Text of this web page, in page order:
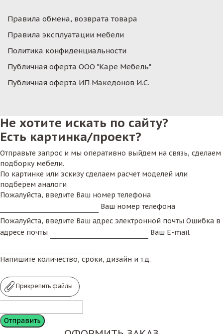
Правила обмена, возврата товара
Правила эксплуатации мебели
Политика конфиденциальности
Публичная оферта ООО "Каре Мебель"
Публичная оферта ИП Македонов И.С.
Не хотите искать по сайту?
Есть картинка/проект?
Отправьте запрос и мы оперативно выйдем на связь, сделаем
подборку мебели.
По картинке или эскизу сделаем расчет моделей или
подберем аналоги
Пожалуйста, введите Ваш номер телефона
Ваш номер телефона
Пожалуйста, введите Ваш адрес электронной почты Ошибка в
адресе почты
Ваш E-mail
Напишите количество, сроки, дизайн и т.д.
Прикрепить файлы